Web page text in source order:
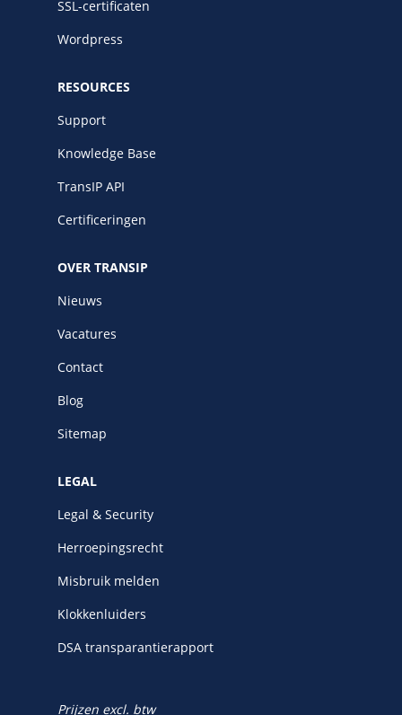
SSL-certificaten
Wordpress
RESOURCES
Support
Knowledge Base
TransIP API
Certificeringen
OVER TRANSIP
Nieuws
Vacatures
Contact
Blog
Sitemap
LEGAL
Legal & Security
Herroepingsrecht
Misbruik melden
Klokkenluiders
DSA transparantierapport
Prijzen excl. btw